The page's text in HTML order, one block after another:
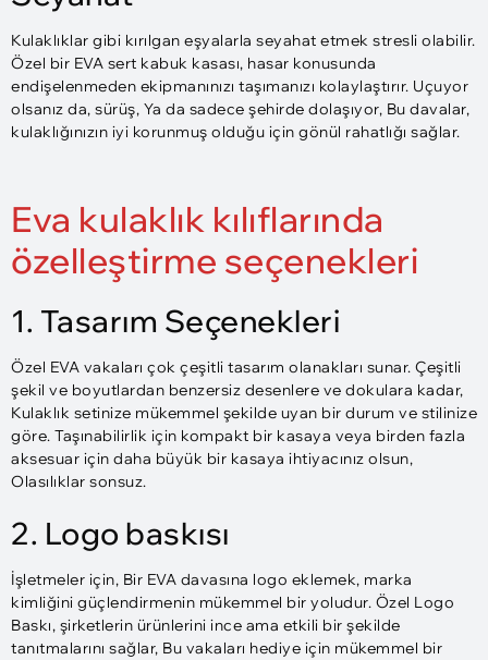
Kulaklıklar gibi kırılgan eşyalarla seyahat etmek stresli olabilir.
Özel bir EVA sert kabuk kasası, hasar konusunda
endişelenmeden ekipmanınızı taşımanızı kolaylaştırır. Uçuyor
olsanız da, sürüş, Ya da sadece şehirde dolaşıyor, Bu davalar,
kulaklığınızın iyi korunmuş olduğu için gönül rahatlığı sağlar.
Eva kulaklık kılıflarında
özelleştirme seçenekleri
1. Tasarım Seçenekleri
Özel EVA vakaları çok çeşitli tasarım olanakları sunar. Çeşitli
şekil ve boyutlardan benzersiz desenlere ve dokulara kadar,
Kulaklık setinize mükemmel şekilde uyan bir durum ve stilinize
göre. Taşınabilirlik için kompakt bir kasaya veya birden fazla
aksesuar için daha büyük bir kasaya ihtiyacınız olsun,
Olasılıklar sonsuz.
2. Logo baskısı
İşletmeler için, Bir EVA davasına logo eklemek, marka
kimliğini güçlendirmenin mükemmel bir yoludur. Özel Logo
Baskı, şirketlerin ürünlerini ince ama etkili bir şekilde
tanıtmalarını sağlar, Bu vakaları hediye için mükemmel bir